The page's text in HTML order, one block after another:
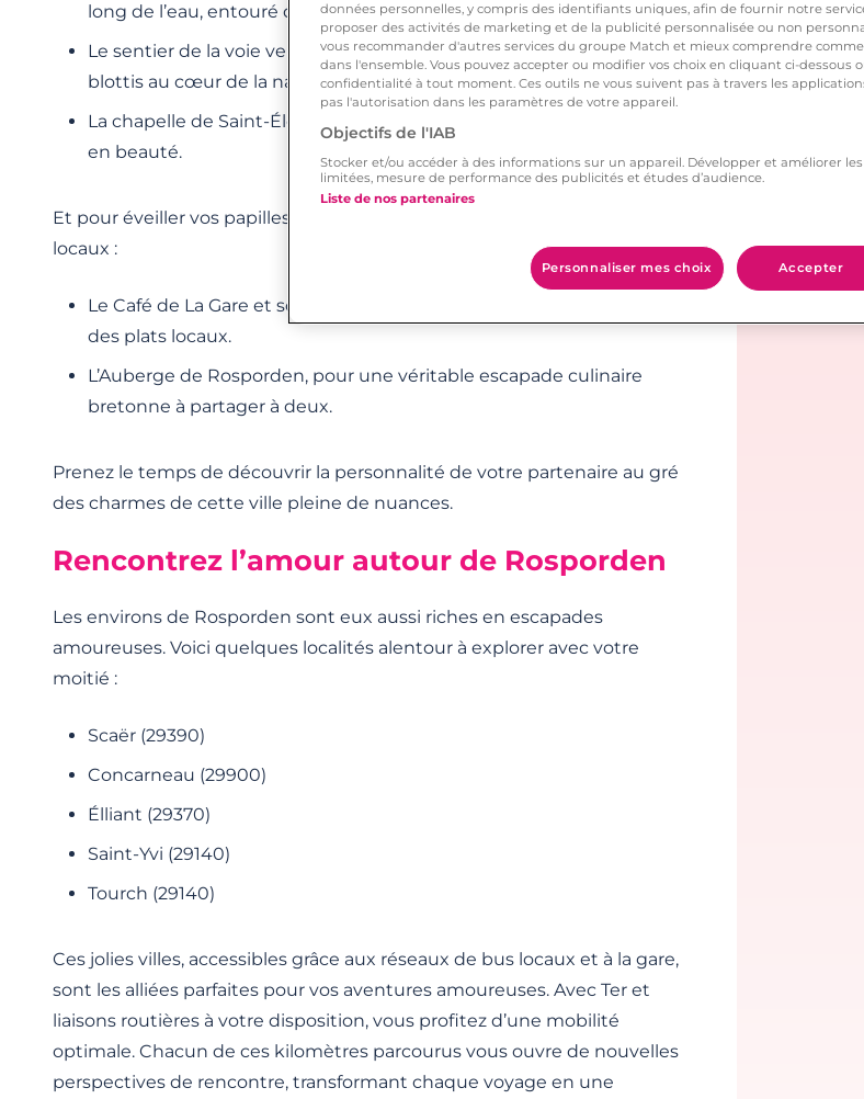
long de l’eau, entouré de paysages à couper le souffle.
Le sentier de la voie verte, idéal pour un moment paisible à deux,
blottis au cœur de la nature.
La chapelle de Saint-Éloi, un lieu culturel pittoresque pour se perdre
en beauté.
Et pour éveiller vos papilles, laissez-vous tenter par un des restaurants
locaux :
Le Café de La Gare et son ambiance conviviale, parfait pour savourer
des plats locaux.
L’Auberge de Rosporden, pour une véritable escapade culinaire
bretonne à partager à deux.
Prenez le temps de découvrir la personnalité de votre partenaire au gré
des charmes de cette ville pleine de nuances.
Rencontrez l’amour autour de Rosporden
Les environs de Rosporden sont eux aussi riches en escapades
amoureuses. Voici quelques localités alentour à explorer avec votre
moitié :
Scaër (29390)
Concarneau (29900)
Élliant (29370)
Saint-Yvi (29140)
Tourch (29140)
Ces jolies villes, accessibles grâce aux réseaux de bus locaux et à la gare,
sont les alliées parfaites pour vos aventures amoureuses. Avec Ter et
liaisons routières à votre disposition, vous profitez d’une mobilité
optimale. Chacun de ces kilomètres parcourus vous ouvre de nouvelles
perspectives de rencontre, transformant chaque voyage en une
données personnelles, y compris des identifiants uniques, afin de fournir notre
proposer des activités de marketing et de la publicité personnalisée ou non
vous recommander d'autres services du groupe Match et mieux comprendre
dans l'ensemble. Vous pouvez accepter ou modifier vos choix en cliquant ci-dessous
confidentialité à tout moment. Ces outils ne vous suivent pas à travers les
pas l'autorisation dans les paramètres de votre appareil.
Objectifs de l'IAB
Stocker et/ou accéder à des informations sur un appareil. Développer et améliorer
limitées, mesure de performance des publicités et études d’audience.
Liste de nos partenaires
Personnaliser mes choix Accepter